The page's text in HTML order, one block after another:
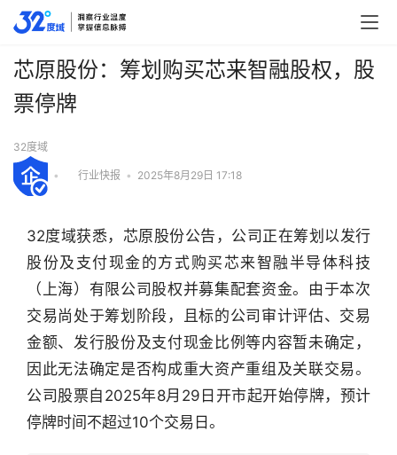
行
快
芯原股份：筹划购买芯来智融股权，股
票停牌
32度域
• 行业快报 • 2025年8月29日 17:18
32度域获悉，芯原股份公告，公司正在筹划以发行
股份及支付现金的方式购买芯来智融半导体科技
（上海）有限公司股权并募集配套资金。由于本次
交易尚处于筹划阶段，且标的公司审计评估、交易
金额、发行股份及支付现金比例等内容暂未确定，
因此无法确定是否构成重大资产重组及关联交易。
公司股票自2025年8月29日开市起开始停牌，预计
停牌时间不超过10个交易日。